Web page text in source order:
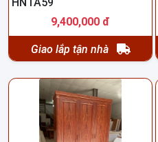
9,400,000 đ
Giao lắp tận nhà